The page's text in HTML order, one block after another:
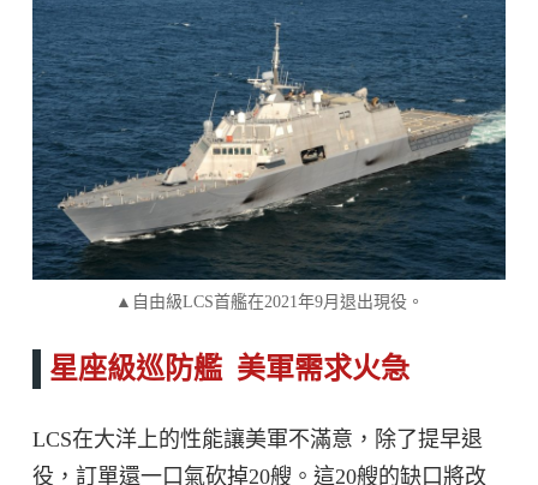
▲自由級LCS首艦在2021年9月退出現役。
星座級巡防艦 美軍需求火急
LCS在大洋上的性能讓美軍不滿意，除了提早退
役，訂單還一口氣砍掉20艘。這20艘的缺口將改